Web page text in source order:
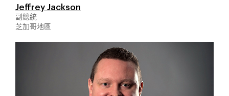
Jeffrey Jackson
副總統
芝加哥地區